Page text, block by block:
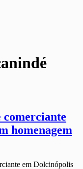
homenagem
em Dolcinópolis